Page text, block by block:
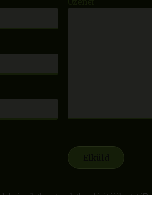
nyilatkozat - adatkezelési tájékoztató